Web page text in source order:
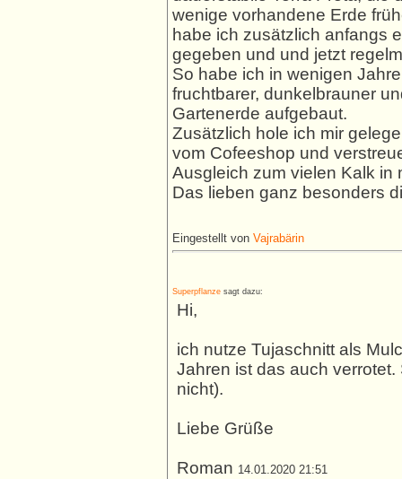
wenige vorhandene Erde
habe ich zusätzlich anfangs
gegeben und und jetzt
So habe ich in wenigen
fruchtbarer, dunkelbrauner
Gartenerde aufgebaut.
Zusätzlich hole ich mir
vom Cofeeshop und
Ausgleich zum vielen Kalk
Das lieben ganz besonders
Eingestellt von Vajrabärin
Superpflanze sagt dazu:
Hi,
ich nutze Tujaschnitt als
Jahren ist das auch
nicht).
Liebe Grüße
Roman 14.01.2020 21:51